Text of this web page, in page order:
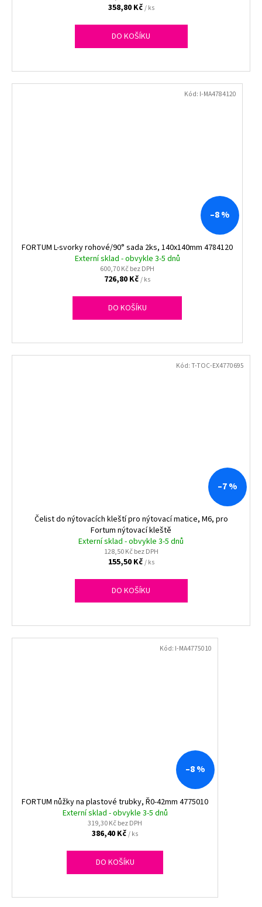
358,80 Kč/ ks
DO KOŠÍKU
–8 %
FORTUM L-svorky rohové/90° sada 2ks, 140x140mm 4784120
Externí sklad - obvykle 3-5 dnů
600,70 Kč bez DPH
726,80 Kč/ ks
DO KOŠÍKU
Kód: I-MA4784120
–7 %
Čelist do nýtovacích kleští pro nýtovací matice, M6, pro
Fortum nýtovací kleště
Externí sklad - obvykle 3-5 dnů
128,50 Kč bez DPH
155,50 Kč/ ks
DO KOŠÍKU
Kód:T-TOC-EX4770695
–8 %
FORTUM nůžky na plastové trubky, Ř0-42mm 4775010
Externí sklad - obvykle 3-5 dnů
319,30 Kč bez DPH
386,40 Kč/ ks
DO KOŠÍKU
Kód: I-MA4775010